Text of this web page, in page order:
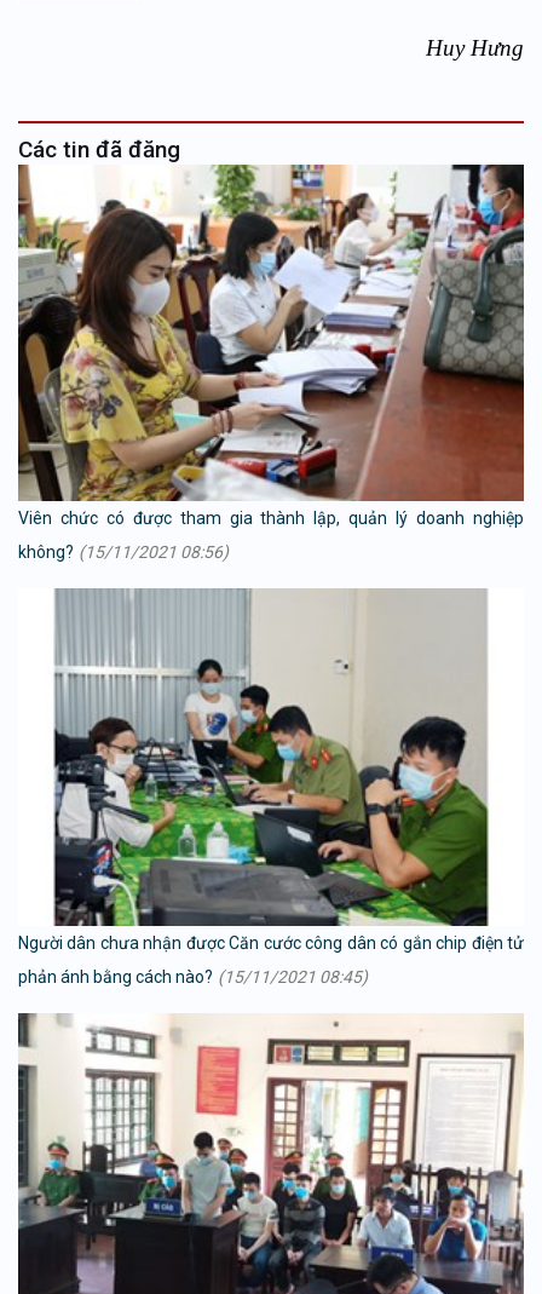
Huy Hưng
Các tin đã đăng
Viên chức có được tham gia thành lập, quản lý doanh nghiệp
không? (15/11/2021 08:56)
Người dân chưa nhận được Căn cước công dân có gắn chip điện tử
phản ánh bằng cách nào? (15/11/2021 08:45)